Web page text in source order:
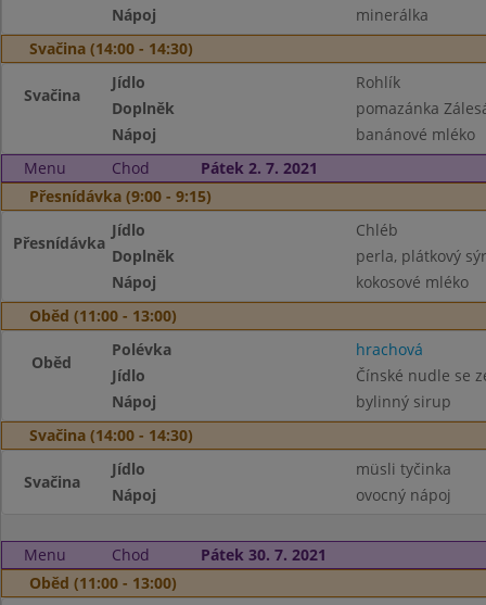
Nápoj
minerálka
Svačina (14:00 - 14:30)
Svačina
Jídlo
Rohlík
Doplněk
pomazánka
Nápoj
banánové mléko
Menu
Chod
Pátek 2. 7. 2021
Přesnídávka (9:00 - 9:15)
Přesnídávka
Jídlo
Chléb
Doplněk
perla, plátkový
Nápoj
kokosové mléko
Oběd (11:00 - 13:00)
Oběd
Polévka
hrachová
Jídlo
Čínské nudle se
Nápoj
bylinný sirup
Svačina (14:00 - 14:30)
Svačina
Jídlo
müsli tyčinka
Nápoj
ovocný nápoj
Menu Chod
Pátek 30. 7. 2021
Oběd (11:00 - 13:00)